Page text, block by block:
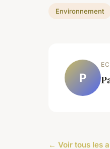
Environnement
P
← Voir tous les